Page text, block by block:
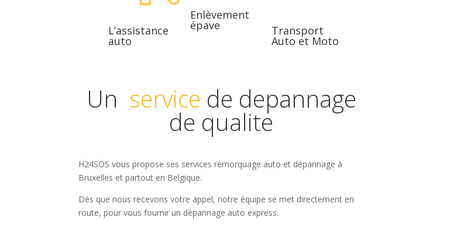
L’assistance
auto
Enlèvement
épave Transport
Auto et Moto
Un service de depannage
de qualite
H24SOS vous propose ses services remorquage auto et dépannage à
Bruxelles et partout en Belgique.
Dès que nous recevons votre appel, notre équipe se met directement en
route, pour vous fournir un dépannage auto express.